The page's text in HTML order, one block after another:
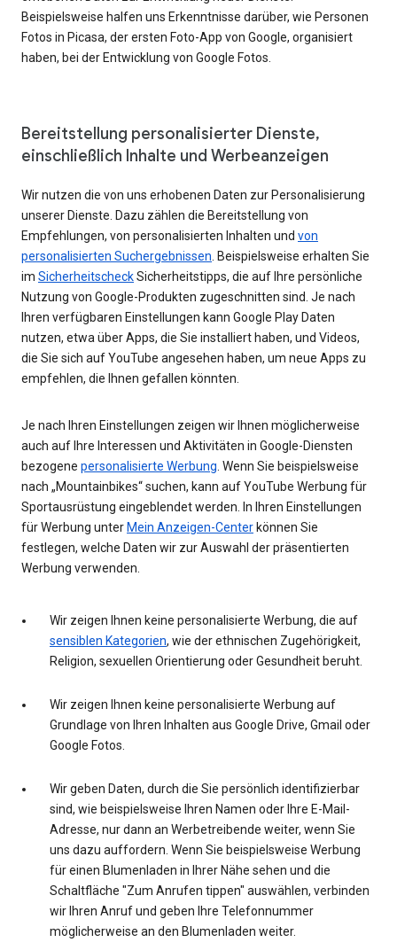
Beispielsweise halfen uns Erkenntnisse darüber, wie Personen
Fotos in Picasa, der ersten Foto-App von Google, organisiert
haben, bei der Entwicklung von Google Fotos.
Bereitstellung personalisierter Dienste,
einschließlich Inhalte und Werbeanzeigen
Wir nutzen die von uns erhobenen Daten zur Personalisierung
unserer Dienste. Dazu zählen die Bereitstellung von
Empfehlungen, von personalisierten Inhalten und von
personalisierten Suchergebnissen . Beispielsweise erhalten Sie
im SicherheitscheckSicherheitstipps, die auf Ihre persönliche
Nutzung von Google-Produkten zugeschnitten sind. Je nach
Ihren verfügbaren Einstellungen kann Google Play Daten
nutzen, etwa über Apps, die Sie installiert haben, und Videos,
die Sie sich auf YouTube angesehen haben, um neue Apps zu
empfehlen, die Ihnen gefallen könnten.
Je nach Ihren Einstellungen zeigen wir Ihnen möglicherweise
auch auf Ihre Interessen und Aktivitäten in Google-Diensten
bezogene personalisierte Werbung . Wenn Sie beispielsweise
nach „Mountainbikes“ suchen, kann auf YouTube Werbung für
Sportausrüstung eingeblendet werden. In Ihren Einstellungen
für Werbung unter Mein Anzeigen-Center können Sie
festlegen, welche Daten wir zur Auswahl der präsentierten
Werbung verwenden.
Wir zeigen Ihnen keine personalisierte Werbung, die auf
sensiblen Kategorien, wie der ethnischen Zugehörigkeit,
Religion, sexuellen Orientierung oder Gesundheit beruht.
Wir zeigen Ihnen keine personalisierte Werbung auf
Grundlage von Ihren Inhalten aus Google Drive, Gmail oder
Google Fotos.
Wir geben Daten, durch die Sie persönlich identifizierbar
sind, wie beispielsweise Ihren Namen oder Ihre E-Mail-
Adresse, nur dann an Werbetreibende weiter, wenn Sie
uns dazu auffordern. Wenn Sie beispielsweise Werbung
für einen Blumenladen in Ihrer Nähe sehen und die
Schaltfläche "Zum Anrufen tippen" auswählen, verbinden
wir Ihren Anruf und geben Ihre Telefonnummer
möglicherweise an den Blumenladen weiter.